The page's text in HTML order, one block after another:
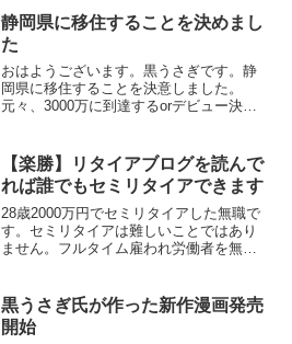
港到着11時40...
静岡県に移住することを決めまし
た
おはようございます。黒うさぎです。静
岡県に移住することを決意しました。
元々、3000万に到達するorデビュー決定
終わり次第引っ越すことを決めました。
ゆく河の流れは絶...
【楽勝】リタイアブログを読んで
れば誰でもセミリタイアできます
28歳2000万円でセミリタイアした無職で
す。セミリタイアは難しいことではあり
ません。フルタイム雇われ労働者を無視
黒うさぎ氏が作った新作漫画発売
開始